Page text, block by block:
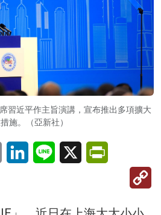
習近平作主旨演講，宣布推出多項擴大
施。（亞新社）
Email LinkedInLine X